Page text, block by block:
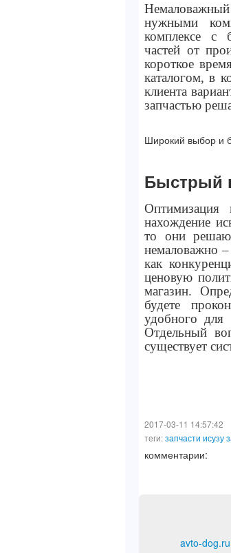
нужными
комплексе с
частей от
короткое
каталогом, в
клиента
запчастью
Широкий выбор и
Быстрый
Оптимизация
нахождение
то они
немаловажно –
как
ценовую
магазин.
будете
удобного для
Отдельный
существует
2017-03-11 14:57:42
теги:запчасти исузу
комментарии:
avto-dog.ru